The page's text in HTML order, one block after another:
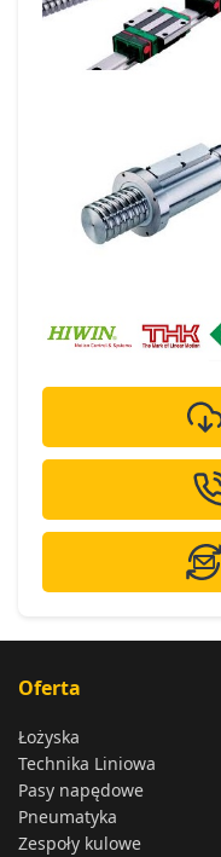
Oferta
Łożyska
Technika Liniowa
Pasy napędowe
Pneumatyka
Zespoły kulowe